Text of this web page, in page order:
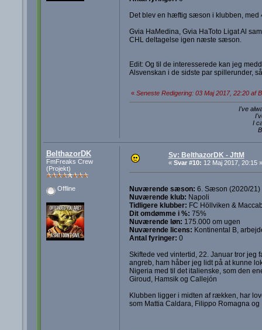
Det blev en hæftig sæson i klubben, med
Gvia HaMedina, Gvia HaToto Ligat Al
CHL deltagelse igen næste sæson.
Edit: Og til de interesserede kan jeg
Alsvenskan i de sidste par spillerunder,
« Seneste Redigering: 03 Maj 2017, 22:20 af
I've
I
BelthazorDK
FmFreaks Crew
(Projekt)
Offline
Sv: BelthazorDK - JftM
« Svar #10: 12 Maj 2017, 20:15 »
Nuværende sæson: 6. Sæson (2020/21)
Nuværende klub: Napoli
Tidligere klubber: FC Höllviken &
Dit omdømme i %: 75%
Nuværende løn: 175.000 om ugen
Nuværende licens: Kontinental B,
Antal fyringer: 0
Skiftede ved vintertid, 22. Januar tror jeg
angreb, ham håber jeg lidt på at kunne
Nigeria med til det italienske, som den
Giroud, Hamsik og Callejón
Klubben ligger i midten af rækken, har
som Mattia Caldara, Filippo Romagna